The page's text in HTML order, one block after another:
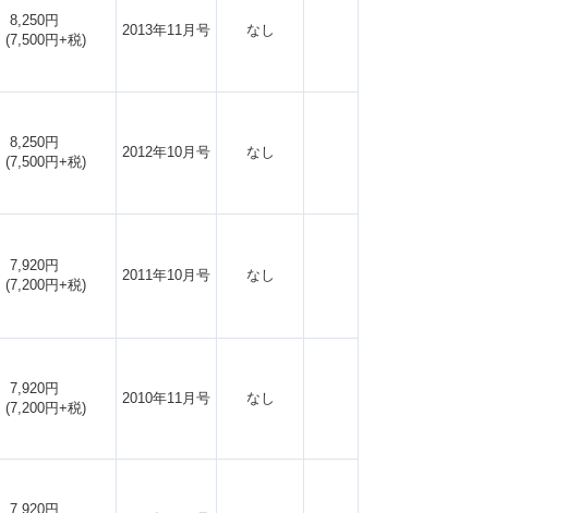
8,250円
(7,500円+税)
2013年11月号 なし
8,250円
(7,500円+税)
2012年10月号 なし
7,920円
(7,200円+税)
2011年10月号 なし
7,920円
(7,200円+税)
2010年11月号 なし
7,920円